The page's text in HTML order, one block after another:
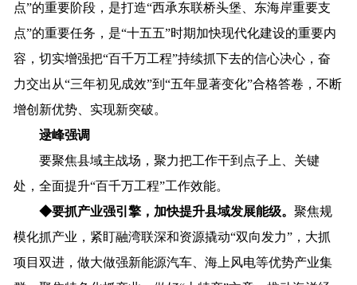
点”的重要阶段，是打造“西承东联桥头堡、东海岸重要支
点”的重要任务，是“十五五”时期加快现代化建设的重要内
容 ，切实增强把“百千万工程”持续抓下去的信心决心，奋
力交出 从“三年初见成效”到“五年显著变化”合格答卷 ，不断
增创新优势、实现新突破。
逯峰强调
要聚焦县域主战场 ，聚力把工作干到点子上、关键
处，全面提升“百千万工程”工作效能。
◆要抓产业强引擎，加快提升县域发展能级。聚焦规
模化抓产业，紧盯融湾联深和资源撬动“双向发力”，大抓
项目双进，做大做强新能源汽车、海上风电等优势产业集